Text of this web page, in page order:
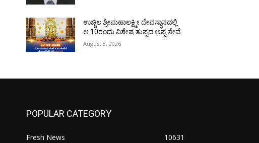
ಉಚ್ಚಿಲ ಶ್ರೀಮಹಾಲಕ್ಷ್ಮೀ ದೇವಸ್ಥಾನದಲ್ಲಿ
ಆ.10ರಂದು ವಿಶೇಷ ತುಪ್ಪದ ಅಪ್ಪ ಸೇವೆ
August 8, 2026
POPULAR CATEGORY
Fresh News
10631